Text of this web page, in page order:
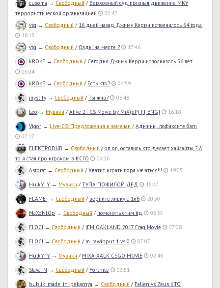
cusoma → Свободный / Верховный суд признал движение МКУ
террористической организацией
00:42
vtq → Свободный / 16 дней назад Джиму Керри исполнилось 64 года.
18:13
vtq → Свободный / Олды на месте ? 17:46
kROkE → Свободный / Сегодня Джиму Керри исполнилось 56 лет.
05:04
kROkE → Свободный / Есть кто? 04:59
mystify → Свободный /Ты жив? 08:48
Leo → Мувики /Alive 2 - CS Movie by MiX(eP) | [ ENG] 16:18
Vigor → Live-CS: Предложения и замечан /Админы, пофиксите баги
07:17
EJIEKTPODUB → Свободный /оп оп, остались кто делает хайлайты ? А
то я стал про игроком в КСГО
04:36
Astorat → Свободный /Хватит играть пора качаться!!! 19:05
HulkY_Y → Мувики /ТУПА ПОЖИЛОЙ ДЕД 15:47
FLAME-→ Свободный / верните ливку с 1и6 20:50
MaXoNtOp → Свободный / поменять стим йд 08:35
FLOCI → Свободный / IEM OAKLAND 2017 Frag Movie 07:08
FLOCI → Свободный / m_rawinput 1 vs 0 07:07
HulkY_Y → Мувики / MIXA XALK CSGO MOVIE 02:46
Slava_N → Свободный / Fortnite 03:51
bublik_made_in_pekarnya → Свободный / Fallen vs Zeus КТО